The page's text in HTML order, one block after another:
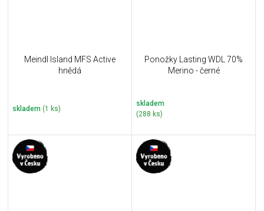
Meindl Island MFS Active
hnědá
skladem (1 ks)
Ponožky Lasting WDL 70%
Merino - černé
skladem
(288 ks)